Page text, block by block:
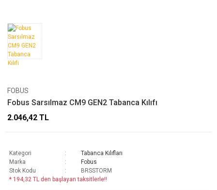
FOBUS
Fobus Sarsılmaz CM9 GEN2 Tabanca Kılıfı
2.046,42 TL
Kategori
Tabanca Kılıfları
Marka
Fobus
Stok Kodu
BRSSTORM
* 194,32 TL den başlayan taksitlerle!!